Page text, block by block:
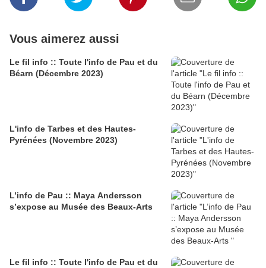
Vous aimerez aussi
Le fil info :: Toute l'info de Pau et du
Béarn (Décembre 2023)
L'info de Tarbes et des Hautes-
Pyrénées (Novembre 2023)
L’info de Pau :: Maya Andersson
s’expose au Musée des Beaux-Arts
Le fil info :: Toute l'info de Pau et du